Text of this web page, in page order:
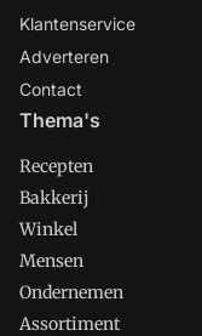
Klantenservice
Adverteren
Contact
Thema's
Recepten
Bakkerij
Winkel
Mensen
Ondernemen
Assortiment